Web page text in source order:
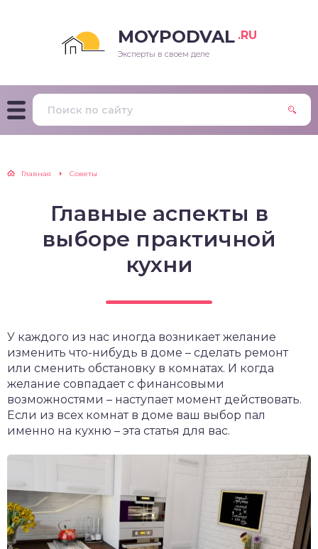
MOYPODVAL .RU
Эксперты в своем деле
Главная Советы
Главные аспекты в
выборе практичной
кухни
У каждого из нас иногда возникает желание
изменить что-нибудь в доме – сделать ремонт
или сменить обстановку в комнатах. И когда
желание совпадает с финансовыми
возможностями – наступает момент действовать.
Если из всех комнат в доме ваш выбор пал
именно на кухню – эта статья для вас.